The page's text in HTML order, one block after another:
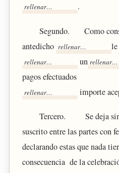
.
Segundo. Como
antedicho
le
un
pagos efectuados
importe
Tercero. Se deja sin
suscrito entre las partes con
declarando estas que nada
consecuencia de la